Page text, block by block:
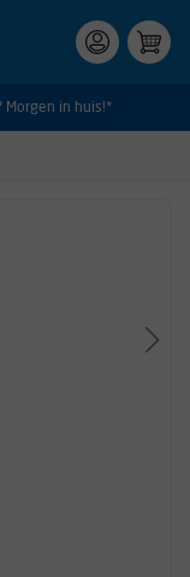
Morgen in huis!*